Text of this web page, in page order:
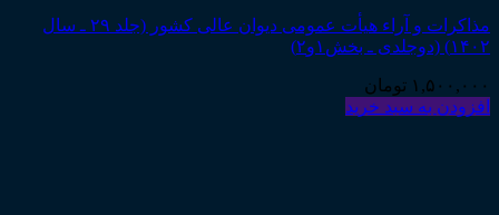
مذاکرات و آراء هیأت عمومی دیوان عالی کشور (جلد ۲۹ ـ سال
۱۴۰۲) (دوجلدی ـ بخش۱و۲)
۱,۵۰۰,۰۰۰ تومان
افزودن به سبد خرید